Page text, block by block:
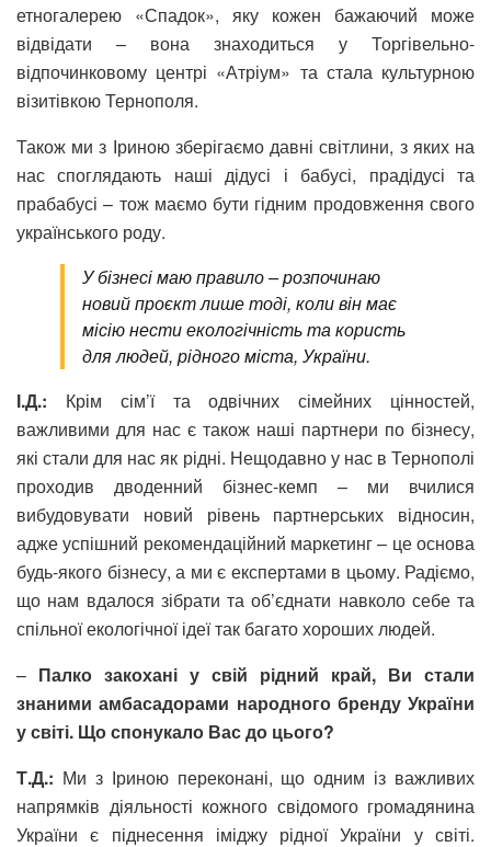
етногалерею «Спадок», яку кожен бажаючий може
відвідати – вона знаходиться у Торгівельно-
відпочинковому центрі «Атріум» та стала культурною
візитівкою Тернополя.
Також ми з Іриною зберігаємо давні світлини, з яких на
нас споглядають наші дідусі і бабусі, прадідусі та
прабабусі – тож маємо бути гідним продовження свого
українського роду.
У бізнесі маю правило – розпочинаю
новий проєкт лише тоді, коли він має
місію нести екологічність та користь
для людей, рідного міста, України.
І.Д.: Крім сім’ї та одвічних сімейних цінностей,
важливими для нас є також наші партнери по бізнесу,
які стали для нас як рідні. Нещодавно у нас в Тернополі
проходив дводенний бізнес-кемп – ми вчилися
вибудовувати новий рівень партнерських відносин,
адже успішний рекомендаційний маркетинг – це основа
будь-якого бізнесу, а ми є експертами в цьому. Радіємо,
що нам вдалося зібрати та об’єднати навколо себе та
спільної екологічної ідеї так багато хороших людей.
– Палко закохані у свій рідний край, Ви стали
знаними амбасадорами народного бренду України
у світі. Що спонукало Вас до цього?
Т.Д.: Ми з Іриною переконані, що одним із важливих
напрямків діяльності кожного свідомого громадянина
України є піднесення іміджу рідної України у світі.